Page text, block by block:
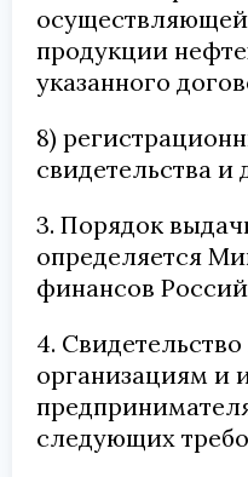
продукции
указанного
8)
свидетельства и
3. Порядок
определяется
финансов
4.
организациям и
следующих